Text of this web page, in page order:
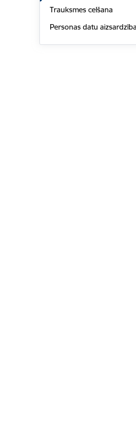
Trauksmes celšana
Personas datu aizsardzība